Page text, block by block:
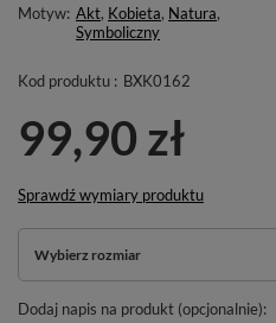
Motyw: Akt, Kobieta, Natura,
Symboliczny
Kod produktu : BXK0162
99,90 zł
Sprawdź wymiary produktu
Wybierz rozmiar
Dodaj napis na produkt (opcjonalnie):